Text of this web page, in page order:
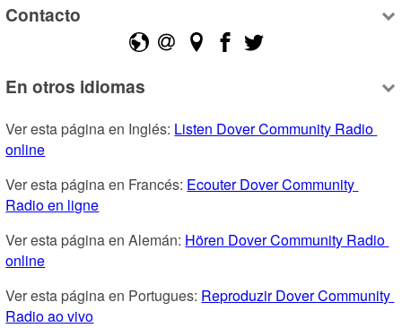
Contacto
En otros idiomas
Ver esta página en Inglés: Listen Dover Community Radio
online
Ver esta página en Francés: Ecouter Dover Community
Radio en ligne
Ver esta página en Alemán: Hören Dover Community Radio
online
Ver esta página en Portugues: Reproduzir Dover Community
Radio ao vivo